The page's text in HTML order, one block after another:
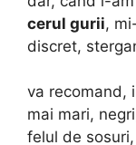
cerul gurii,
discret,
va recomand,
mai mari,
felul de